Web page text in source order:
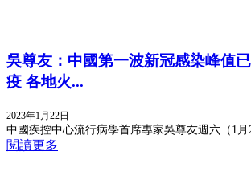
吳尊友：中國第一波新冠感染峰值
疫 各地火...
2023年1月22日
中國疾控中心流行病學首席專家吳尊友週六（1月
閱讀更多